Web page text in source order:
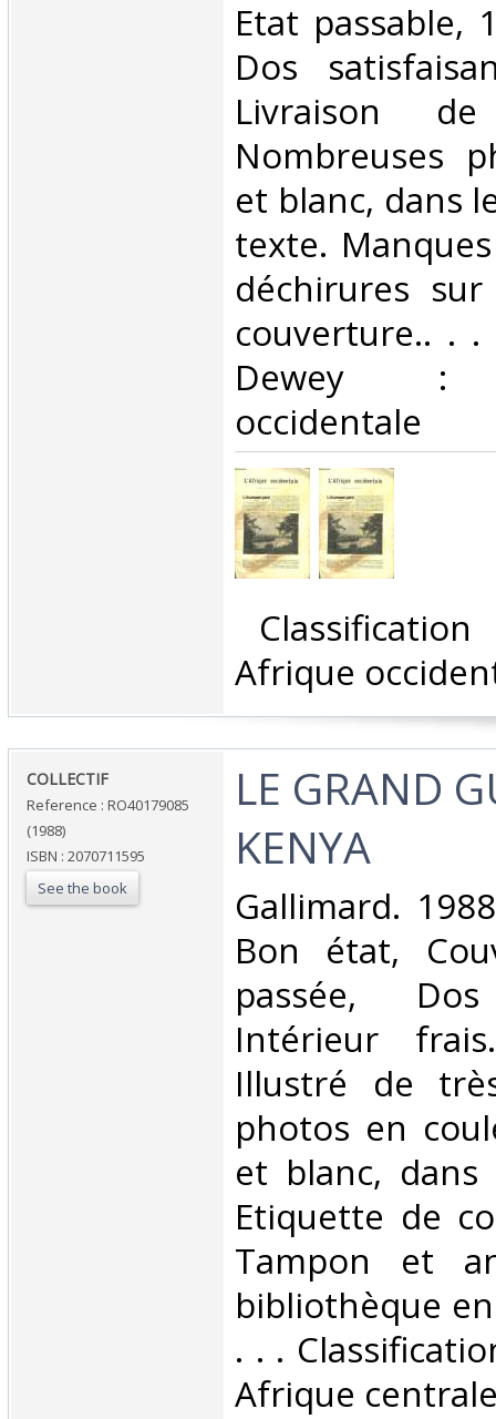
Etat passable,
Dos
Livraison
Nombreuses
et blanc, dans
texte.
déchirures
couverture.. . .
Dewey :
occidentale‎
Afrique
‎COLLECTIF‎
Reference : RO40179085
(1988)
ISBN : 2070711595
See the book
‎LE GRAND
KENYA‎
‎Gallimard.
Bon état,
passée,
Intérieur
Illustré de
photos en
et blanc,
Etiquette de
Tampon et
bibliothèque
. . .
Afrique